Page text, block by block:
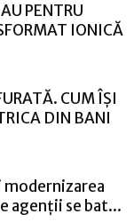
PENTRU
IONICĂ
CUM ÎȘI
DIN BANI
agenții se bat...